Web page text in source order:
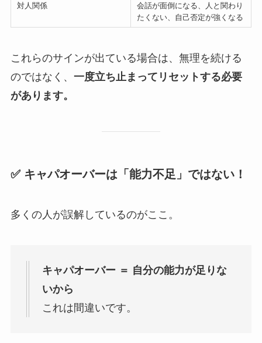
対人関係
会話が面倒になる、人と関わり
たくない、自己否定が強くなる
これらのサインが出ている場合は、無理を続ける
のではなく、 一度立ち止まってリセットする必要
があります。
✅ キャパオーバーは「能力不足」ではない！
多くの人が誤解しているのがここ。
キャパオーバー ＝ 自分の能力が足りな
いから
これは間違いです。